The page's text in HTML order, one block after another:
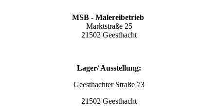
MSB - Malereibetrieb
Marktstraße 25
21502 Geesthacht
Lager/ Ausstellung:
Geesthachter Straße 73
21502 Geesthacht